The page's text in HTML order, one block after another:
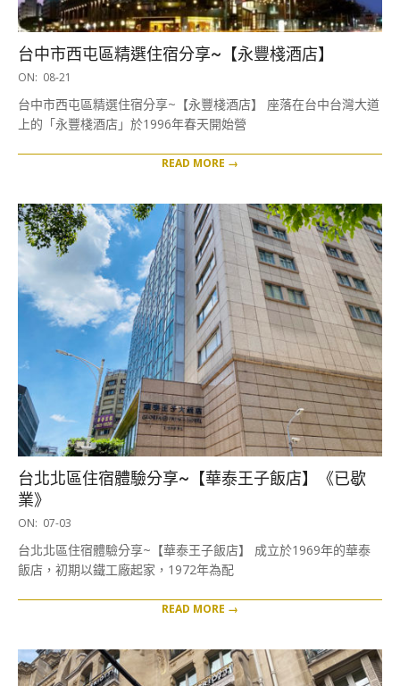
台中市西屯區精選住宿分享~【永豐棧酒店】
2020-
21
ON: 08-21
台中市西屯區精選住宿分享~【永豐棧酒店】 座落在台中台灣大道
上的「永豐棧酒店」於1996年春天開始營
READ MORE →
台北北區住宿體驗分享~【華泰王子飯店】《已歇
業》
2020-
03
ON: 07-03
台北北區住宿體驗分享~【華泰王子飯店】 成立於1969年的華泰
飯店，初期以鐵工廠起家，1972年為配
READ MORE →